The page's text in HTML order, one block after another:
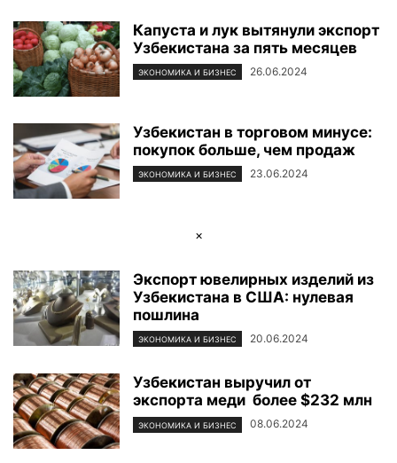
Капуста и лук вытянули экспорт
Узбекистана за пять месяцев
ЭКОНОМИКА И БИЗНЕС 26.06.2024
Узбекистан в торговом минусе:
покупок больше, чем продаж
ЭКОНОМИКА И БИЗНЕС 23.06.2024
×
Экспорт ювелирных изделий из
Узбекистана в США: нулевая
пошлина
ЭКОНОМИКА И БИЗНЕС 20.06.2024
Узбекистан выручил от
экспорта меди более $232 млн
ЭКОНОМИКА И БИЗНЕС 08.06.2024